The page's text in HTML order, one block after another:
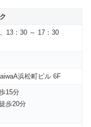
13：30 ～ 17：30
浜松町ビル 6F
15分
歩20分